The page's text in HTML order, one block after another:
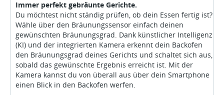
Immer perfekt gebräunte Gerichte.
Du möchtest nicht ständig prüfen, ob dein Essen fertig ist?
Wähle über den Bräunungssensor einfach deinen
gewünschten Bräunungsgrad. Dank künstlicher Intelligenz
(KI) und der integrierten Kamera erkennt dein Backofen
den Bräunungsgrad deines Gerichts und schaltet sich aus,
sobald das gewünschte Ergebnis erreicht ist. Mit der
Kamera kannst du von überall aus über dein Smartphone
einen Blick in den Backofen werfen.